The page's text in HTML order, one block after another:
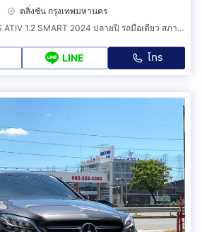
ตลิ่งชัน กรุงเทพมหานคร
ALL NEW TOYOTA YARIS ATIV 1.2 SMART 2024 ปลายปี รถมือเดียว สภาพสวยกริ๊ป
LINE โทร